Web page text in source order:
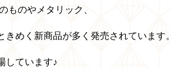
ものやメタリック、
めく新商品が多く発売されています。
しています♪